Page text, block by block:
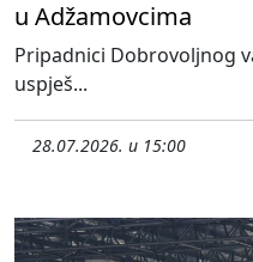
u Adžamovcima
Pripadnici Dobrovoljnog
uspješ...
28.07.2026. u 15:00